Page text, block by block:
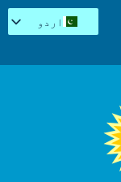
اردو
Español